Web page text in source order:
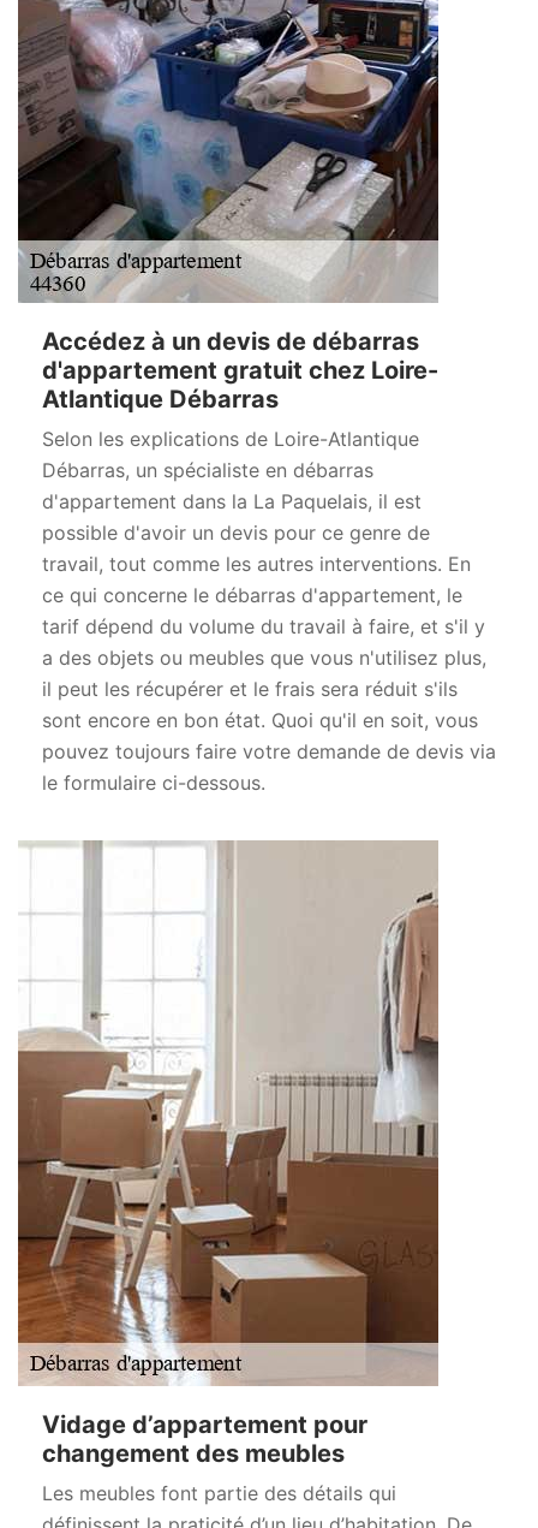
Accédez à un devis de débarras
d'appartement gratuit chez Loire-
Atlantique Débarras
Selon les explications de Loire-Atlantique
Débarras, un spécialiste en débarras
d'appartement dans la La Paquelais, il est
possible d'avoir un devis pour ce genre de
travail, tout comme les autres interventions. En
ce qui concerne le débarras d'appartement, le
tarif dépend du volume du travail à faire, et s'il y
a des objets ou meubles que vous n'utilisez plus,
il peut les récupérer et le frais sera réduit s'ils
sont encore en bon état. Quoi qu'il en soit, vous
pouvez toujours faire votre demande de devis via
le formulaire ci-dessous.
Vidage d’appartement pour
changement des meubles
Les meubles font partie des détails qui